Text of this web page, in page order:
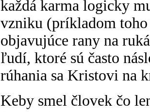
každá karma logicky
vzniku (príkladom toho
objavujúce rany na
ľudí, ktoré sú často
rúhania sa Kristovi na
Keby smel človek čo